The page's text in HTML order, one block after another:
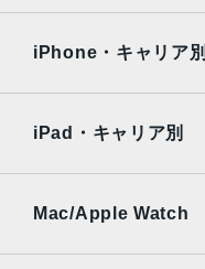
OPPO
Surface
Xiaomi Tablet
Ymobile
UQmobile
iPhone・キャリア別
Ymobile
UQmobile
iPad・キャリア別
Mac/Apple Watch